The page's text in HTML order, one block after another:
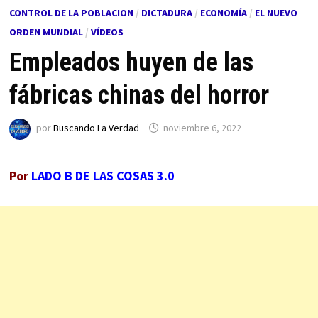
CONTROL DE LA POBLACION/ DICTADURA/ ECONOMÍA/ EL NUEVO
ORDEN MUNDIAL/ VÍDEOS
Empleados huyen de las
fábricas chinas del horror
porBuscando La Verdad noviembre 6, 2022
Por LADO B DE LAS COSAS 3.0